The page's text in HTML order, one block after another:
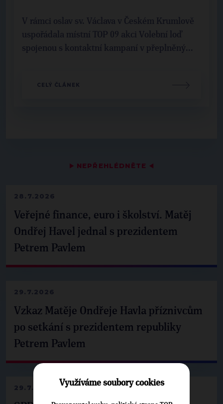
▶ NEPŘEHLÉDNĚTE ◀
28.7.2026
Veřejné finance, euro i školství. Matěj
Ondřej Havel jednal s prezidentem
Petrem Pavlem
29.7.2026
Vzkaz Matěje Ondřeje Havla příznivcům
po setkání s prezidentem republiky
Petrem Pavlem
29.7.2026
V rámci oslav sv. Václava v Českém Krumlově
uspořádala místní TOP 09 akci Volební loď
spojenou s kontaktní kampaní v přeplněný...
CELÝ ČLÁNEK
Využíváme soubory cookies